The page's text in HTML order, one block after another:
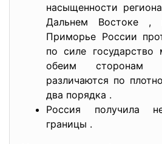
насыщенности
Дальнем Востоке ,
Приморье России
по силе
обеим сторонам
различаются по
два порядка .
Россия получила
границы .